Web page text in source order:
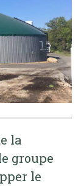
la
groupe
le